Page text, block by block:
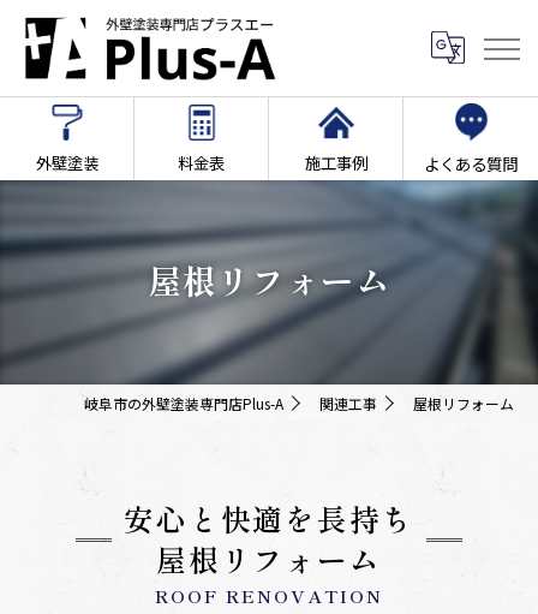
外壁塗装 料金表 施工事例 よくある質問
屋根リフォーム
岐阜市の外壁塗装専門店Plus-A 関連工事 屋根リフォーム
安心と快適を長持ち
屋根リフォーム
ROOF RENOVATION